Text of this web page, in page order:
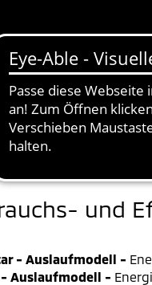
und
- Auslaufmodell -
- Auslaufmodell -